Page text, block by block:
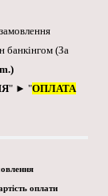
банкінгом (За
.)
" ► "ОПЛАТА
оплати